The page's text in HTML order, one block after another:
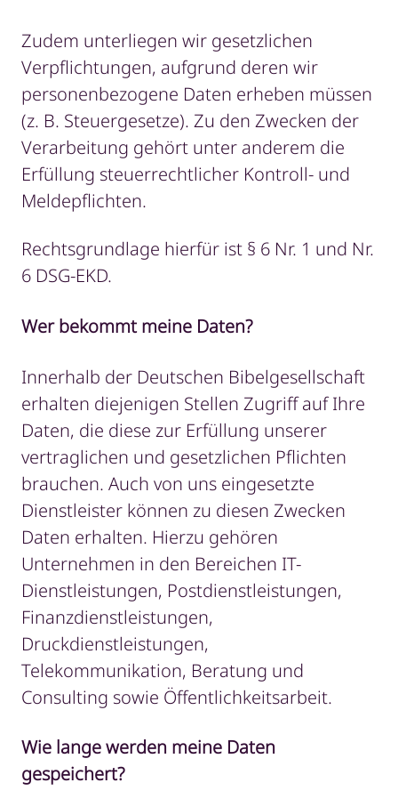
Zudem unterliegen wir gesetzlichen
Verpflichtungen, aufgrund deren wir
personenbezogene Daten erheben müssen
(z. B. Steuergesetze). Zu den Zwecken der
Verarbeitung gehört unter anderem die
Erfüllung steuerrechtlicher Kontroll- und
Meldepflichten.
Rechtsgrundlage hierfür ist § 6 Nr. 1 und Nr.
6 DSG-EKD.
Wer bekommt meine Daten?
Innerhalb der Deutschen Bibelgesellschaft
erhalten diejenigen Stellen Zugriff auf Ihre
Daten, die diese zur Erfüllung unserer
vertraglichen und gesetzlichen Pflichten
brauchen. Auch von uns eingesetzte
Dienstleister können zu diesen Zwecken
Daten erhalten. Hierzu gehören
Unternehmen in den Bereichen IT-
Dienstleistungen, Postdienstleistungen,
Finanzdienstleistungen,
Druckdienstleistungen,
Telekommunikation, Beratung und
Consulting sowie Öffentlichkeitsarbeit.
Wie lange werden meine Daten
gespeichert?